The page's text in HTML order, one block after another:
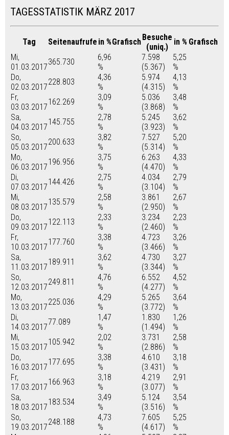
TAGESSTATISTIK MÄRZ 2017
Tag Seitenaufrufe in %GrafischBesuche
(uniq.)
in % Grafisch
Mi,
01.03.2017
365.730
6,96
%
7.598
(5.367)
5,25
%
Do,
02.03.2017
228.803
4,36
%
5.974
(4.315)
4,13
%
Fr,
03.03.2017
162.269
3,09
%
5.036
(3.868)
3,48
%
Sa,
04.03.2017
145.755
2,78
%
5.245
(3.923)
3,62
%
So,
05.03.2017
200.633
3,82
%
7.527
(5.314)
5,20
%
Mo,
06.03.2017
196.956
3,75
%
6.263
(4.470)
4,33
%
Di,
07.03.2017
144.426
2,75
%
4.034
(3.104)
2,79
%
Mi,
08.03.2017
135.579
2,58
%
3.861
(2.950)
2,67
%
Do,
09.03.2017
122.113
2,33
%
3.234
(2.460)
2,23
%
Fr,
10.03.2017
177.760
3,38
%
4.723
(3.466)
3,26
%
Sa,
11.03.2017
189.911
3,62
%
4.730
(3.344)
3,27
%
So,
12.03.2017
249.811
4,76
%
6.552
(4.277)
4,52
%
Mo,
13.03.2017
225.036
4,29
%
5.265
(3.772)
3,64
%
Di,
14.03.2017
77.089
1,47
%
1.830
(1.494)
1,26
%
Mi,
15.03.2017
105.942
2,02
%
3.731
(2.886)
2,58
%
Do,
16.03.2017
177.695
3,38
%
4.610
(3.431)
3,18
%
Fr,
17.03.2017
166.963
3,18
%
4.219
(3.077)
2,91
%
Sa,
18.03.2017
183.534
3,49
%
5.124
(3.516)
3,54
%
So,
19.03.2017
248.188
4,73
%
7.605
(4.617)
5,25
%